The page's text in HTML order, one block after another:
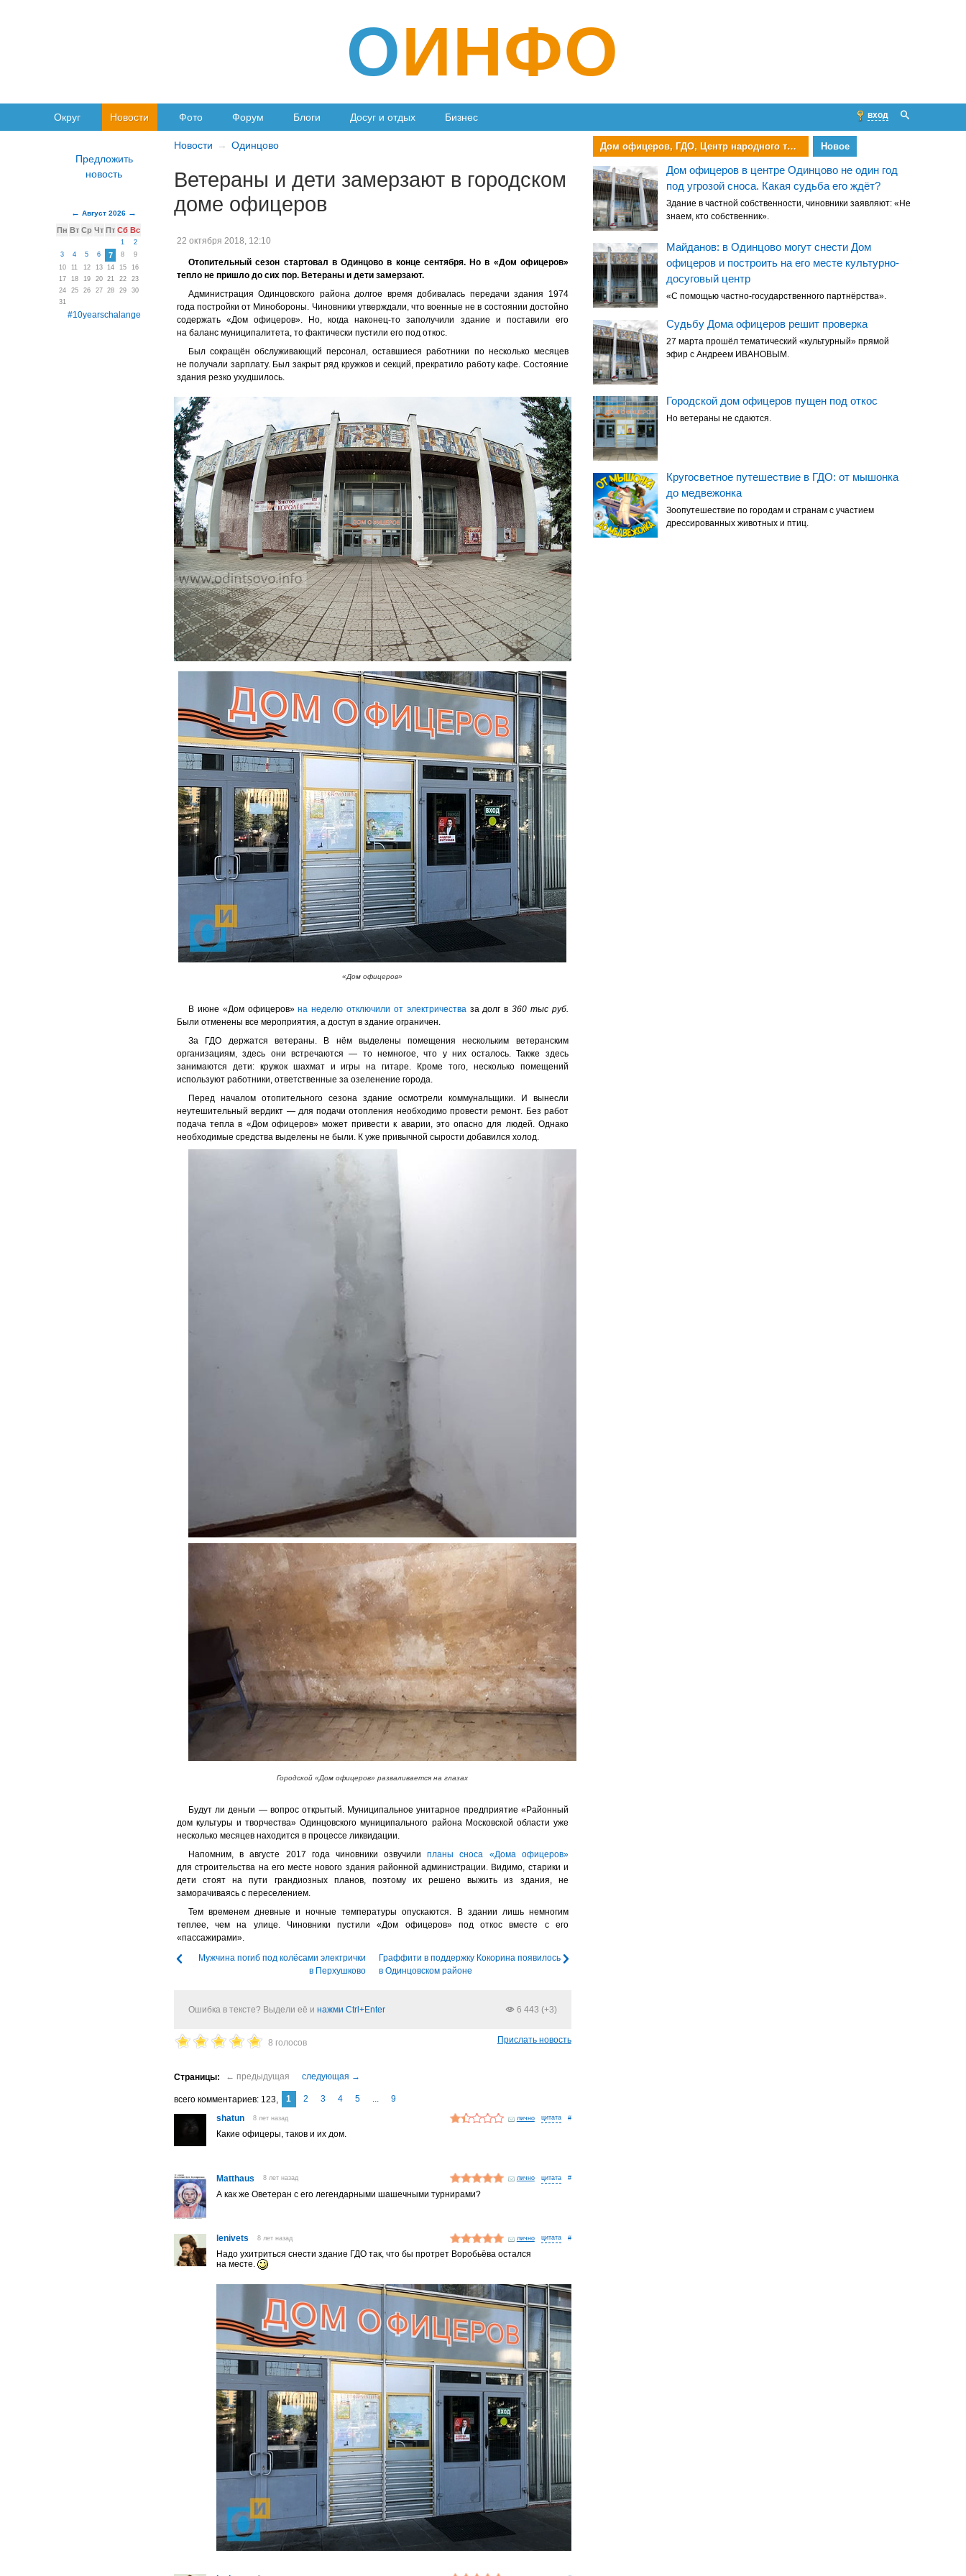
ОИНФО
Округ Новости Фото Форум Блоги Досуг и отдых Бизнес вход
Новости Одинцово
Ветераны и дети замерзают в городском
доме офицеров
22 октября 2018, 12:10
Отопительный сезон стартовал в Одинцово в конце сентября. Но в «Дом офицеров»
тепло не пришло до сих пор. Ветераны и дети замерзают.
Администрация Одинцовского района долгое время добивалась передачи здания 1974
года постройки от Минобороны. Чиновники утверждали, что военные не в состоянии достойно
содержать «Дом офицеров». Но, когда наконец-то заполучили здание и поставили его
на баланс муниципалитета, то фактически пустили его под откос.
Был сокращён обслуживающий персонал, оставшиеся работники по несколько месяцев
не получали зарплату. Был закрыт ряд кружков и секций, прекратило работу кафе. Состояние
здания резко ухудшилось.
«Дом офицеров»
В июне «Дом офицеров»на неделю отключили от электричестваза долг в360 тыс руб.
Были отменены все мероприятия, а доступ в здание ограничен.
За ГДО держатся ветераны. В нём выделены помещения нескольким ветеранским
организациям, здесь они встречаются — то немногое, что у них осталось. Также здесь
занимаются дети: кружок шахмат и игры на гитаре. Кроме того, несколько помещений
используют работники, ответственные за озеленение города.
Перед началом отопительного сезона здание осмотрели коммунальщики. И вынесли
неутешительный вердикт — для подачи отопления необходимо провести ремонт. Без работ
подача тепла в «Дом офицеров» может привести к аварии, это опасно для людей. Однако
необходимые средства выделены не были. К уже привычной сырости добавился холод.
Городской «Дом офицеров» разваливается на глазах
Будут ли деньги — вопрос открытый. Муниципальное унитарное предприятие «Районный
дом культуры и творчества» Одинцовского муниципального района Московской области уже
несколько месяцев находится в процессе ликвидации.
Напомним, в августе 2017 года чиновники озвучилипланы сноса «Дома офицеров»
для строительства на его месте нового здания районной администрации. Видимо, старики и
дети стоят на пути грандиозных планов, поэтому их решено выжить из здания, не
заморачиваясь с переселением.
Тем временем дневные и ночные температуры опускаются. В здании лишь немногим
теплее, чем на улице. Чиновники пустили «Дом офицеров» под откос вместе с его
«пассажирами».
Мужчина погиб под колёсами электрички
в Перхушково
Граффити в поддержку Кокорина появилось
в Одинцовском районе
Ошибка в тексте? Выдели её и нажми Ctrl+Enter 6 443 (+3)
8 голосов Прислать новость
комментариев 123 1 2 3 4 5 ...
9
shatun
8 лет назад лично #
Какие офицеры, таков и их дом.
Matthaus 8 лет назад лично #
А как же Оветеран с его легендарными шашечными турнирами?
lenivets 8 лет назад лично #
Надо ухитриться снести здание ГДО так, что бы протрет Воробьёва остался
на месте.
Август 2026
Пн Вт Ср Чт Пт Сб Вс
1
2
3
4 5 6 7 8
9
10
11 12 13 14 15
16
17
18 19 20 21 22
23
24
25 26 27 28 29
30
31
#10yearschalange
Дом офицеров, ГДО, Центр народного творчества Новое
Дом офицеров в центре Одинцово не один год
под угрозой сноса. Какая судьба его ждёт?
Здание в частной собственности, чиновники заявляют: «Не
знаем, кто собственник».
Майданов: в Одинцово могут снести Дом
офицеров и построить на его месте культурно-
досуговый центр
«С помощью частно-государственного партнёрства».
Судьбу Дома офицеров решит проверка
27 марта прошёл тематический «культурный» прямой
эфир с Андреем ИВАНОВЫМ.
Городской дом офицеров пущен под откос
Но ветераны не сдаются.
Кругосветное путешествие в ГДО: от мышонка
до медвежонка
Зоопутешествие по городам и странам с участием
дрессированных животных и птиц.